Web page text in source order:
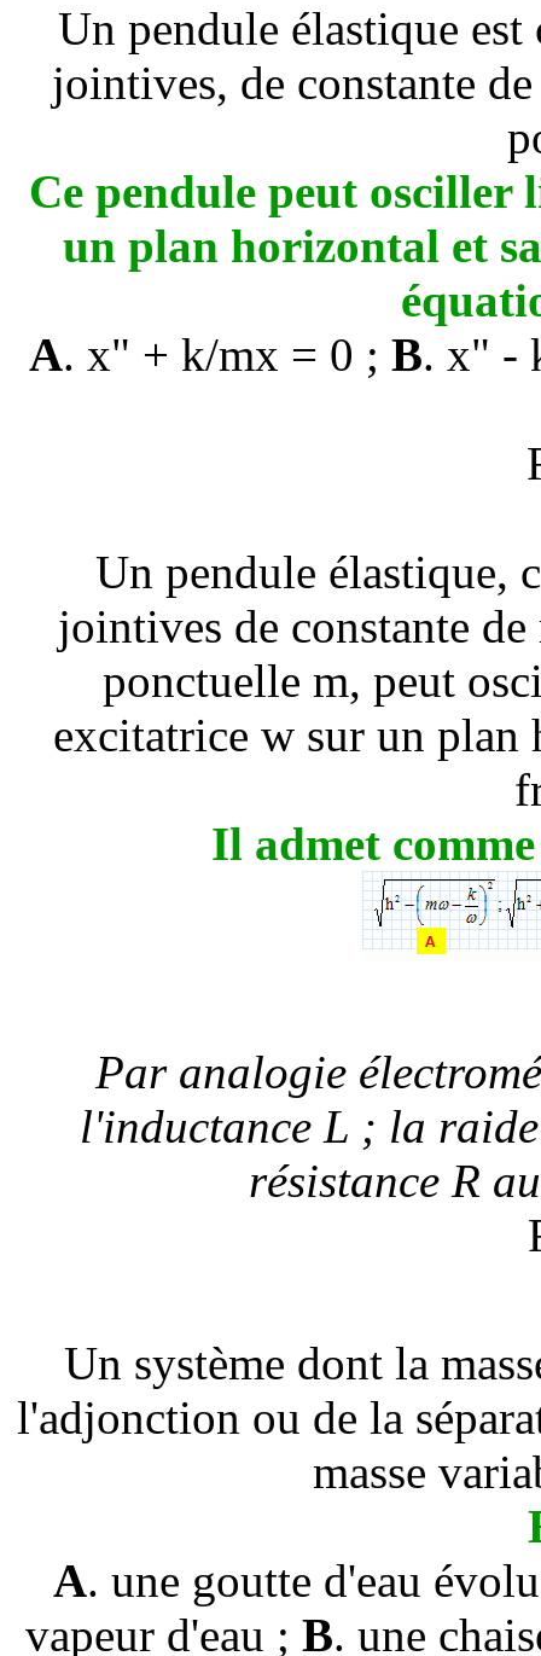
Un pendule élastique
jointives, de constante
Ce pendule peut osciller
un plan horizontal et
A. x" + k/mx = 0 ; B. x" -
Un pendule élastique,
jointives de constante
ponctuelle m, peut
excitatrice w sur un
Il admet
Par analogie
l'inductance L ; la
résistance R
Un système dont la
l'adjonction ou de la
masse
A. une goutte d'eau
vapeur d'eau ; B. une